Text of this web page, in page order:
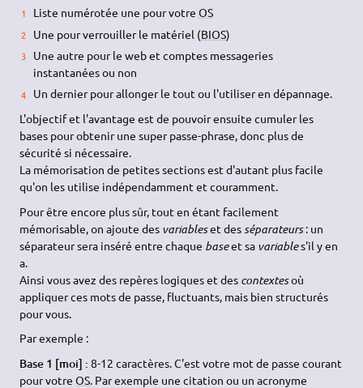
Liste numérotée une pour votre OS
Une pour verrouiller le matériel (BIOS)
Une autre pour le web et comptes messageries
instantanées ou non
Un dernier pour allonger le tout ou l'utiliser en dépannage.
L'objectif et l'avantage est de pouvoir ensuite cumuler les
bases pour obtenir une super passe-phrase, donc plus de
sécurité si nécessaire.
La mémorisation de petites sections est d'autant plus facile
qu'on les utilise indépendamment et couramment.
Pour être encore plus sûr, tout en étant facilement
mémorisable, on ajoute des variableset des séparateurs: un
séparateur sera inséré entre chaque baseet sa variables'il y en
a.
Ainsi vous avez des repères logiques et des contextesoù
appliquer ces mots de passe, fluctuants, mais bien structurés
pour vous.
Par exemple :
Base 1 [moi] : 8-12 caractères. C'est votre mot de passe courant
pour votreOS. Par exemple une citation ou un acronyme